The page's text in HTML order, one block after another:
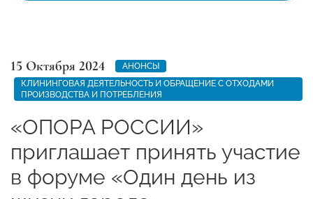
15 Октября 2024
АНОНСЫ
КЛИНИНГОВАЯ ДЕЯТЕЛЬНОСТЬ И ОБРАЩЕНИЕ С ОТХОДАМИ
ПРОИЗВОДСТВА И ПОТРЕБЛЕНИЯ
«ОПОРА РОССИИ»
приглашает принять участие
в форуме «Один день из